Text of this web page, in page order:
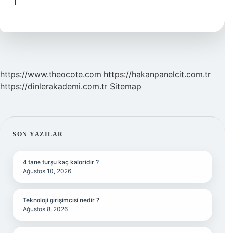
Bankasının
Var
https://www.theocote.com https://hakanpanelcit.com.tr
https://dinlerakademi.com.tr Sitemap
SIDEBAR
SON YAZILAR
4 tane turşu kaç kaloridir ?
Ağustos 10, 2026
Teknoloji girişimcisi nedir ?
Ağustos 8, 2026